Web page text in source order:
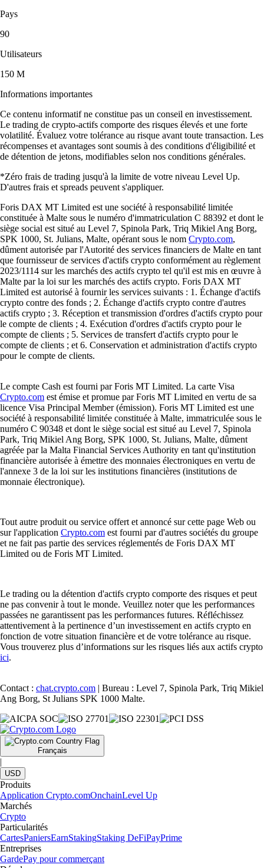
Pays
90
Utilisateurs
150 M
Informations importantes
Ce contenu informatif ne constitue pas un conseil en investissement.
Le trading de crypto-actifs comporte des risques élevés et une forte
volatilité. Évaluez votre tolérance au risque avant toute transaction. Les
récompenses et avantages sont soumis à des conditions d'éligibilité et
de détention de jetons, modifiables selon nos conditions générales.
*Zéro frais de trading jusqu'à la limite de votre niveau Level Up.
D'autres frais et spreads peuvent s'appliquer.
Foris DAX MT Limited est une société à responsabilité limitée
constituée à Malte sous le numéro d'immatriculation C 88392 et dont le
siège social est situé au Level 7, Spinola Park, Triq Mikiel Ang Borg,
SPK 1000, St. Julians, Malte, opérant sous le nom Crypto.com,
dûment autorisée par l'Autorité des services financiers de Malte en tant
que fournisseur de services d'actifs crypto conformément au règlement
2023/1114 sur les marchés des actifs crypto tel qu'il est mis en œuvre à
Malte par la loi sur les marchés des actifs crypto. Foris DAX MT
Limited est autorisé à fournir les services suivants : 1. Échange d'actifs
crypto contre des fonds ; 2. Échange d'actifs crypto contre d'autres
actifs crypto ; 3. Réception et transmission d'ordres d'actifs crypto pour
le compte de clients ; 4. Exécution d'ordres d'actifs crypto pour le
compte de clients ; 5. Services de transfert d'actifs crypto pour le
compte de clients ; et 6. Conservation et administration d'actifs crypto
pour le compte de clients.
Le compte Cash est fourni par Foris MT Limited. La carte Visa
Crypto.com est émise et promue par Foris MT Limited en vertu de sa
licence Visa Principal Member (émission). Foris MT Limited est une
société à responsabilité limitée constituée à Malte, immatriculée sous le
numéro C 90348 et dont le siège social est situé au Level 7, Spinola
Park, Triq Mikiel Ang Borg, SPK 1000, St. Julians, Malte, dûment
agréée par la Malta Financial Services Authority en tant qu'institution
financière autorisée à émettre des monnaies électroniques en vertu de
l'annexe 3 de la loi sur les institutions financières (institutions de
monnaie électronique).
Tout autre produit ou service offert et annoncé sur cette page Web ou
sur l'application Crypto.com est fourni par d'autres sociétés du groupe
et ne fait pas partie des services réglementés de Foris DAX MT
Limited ou de Foris MT Limited.
Le trading ou la détention d'actifs crypto comporte des risques et peut
ne pas convenir à tout le monde. Veuillez noter que les performances
passées ne garantissent pas les performances futures. Réfléchissez
attentivement à la pertinence d’un investissement en actifs crypto en
fonction de votre situation financière et de votre tolérance au risque.
Vous trouverez plus d’informations sur les risques liés aux actifs crypto
ici.
Contact : chat.crypto.com | Bureau : Level 7, Spinola Park, Triq Mikiel
Ang Borg, St Julians SPK 1000 Malte.
Français
|
USD
Produits
Application Crypto.comOnchainLevel Up
Marchés
Crypto
Particularités
CartesPaniersEarnStakingStaking DeFiPayPrime
Entreprises
GardePay pour commerçant